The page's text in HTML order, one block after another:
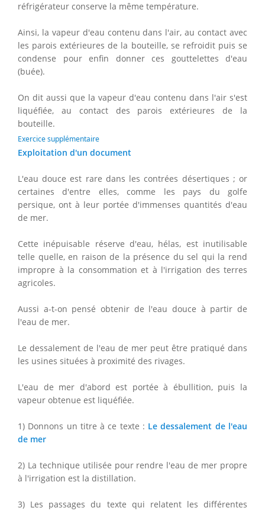
réfrigérateur conserve la même température.
Ainsi, la vapeur d'eau contenu dans l'air, au contact avec
les parois extérieures de la bouteille, se refroidit puis se
condense pour enfin donner ces gouttelettes d'eau
(buée).
On dit aussi que la vapeur d'eau contenu dans l'air s'est
liquéfiée, au contact des parois extérieures de la
bouteille.
Exercice supplémentaire
Exploitation d'un document
L'eau douce est rare dans les contrées désertiques ; or
certaines d'entre elles, comme les pays du golfe
persique, ont à leur portée d'immenses quantités d'eau
de mer.
Cette inépuisable réserve d'eau, hélas, est inutilisable
telle quelle, en raison de la présence du sel qui la rend
impropre à la consommation et à l'irrigation des terres
agricoles.
Aussi a-t-on pensé obtenir de l'eau douce à partir de
l'eau de mer.
Le dessalement de l'eau de mer peut être pratiqué dans
les usines situées à proximité des rivages.
L'eau de mer d'abord est portée à ébullition, puis la
vapeur obtenue est liquéfiée.
1) Donnons un titre à ce texte : Le dessalement de l'eau
de mer
2) La technique utilisée pour rendre l'eau de mer propre
à l'irrigation est la distillation.
3) Les passages du texte qui relatent les différentes